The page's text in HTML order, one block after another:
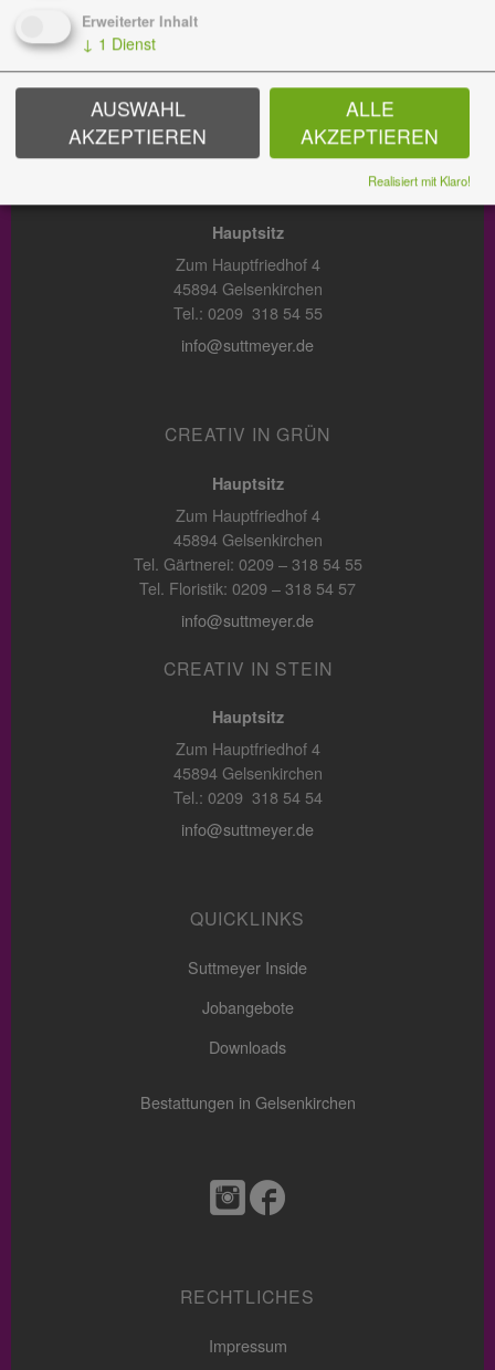
Zum Hauptfriedhof 3
bestattungen@suttmeyer.de
GARTEN DER ERINNERUNG
Hauptsitz
Zum Hauptfriedhof 4
45894 Gelsenkirchen
Tel.: 0209 318 54 55
info@suttmeyer.de
CREATIV IN GRÜN
Hauptsitz
Zum Hauptfriedhof 4
45894 Gelsenkirchen
Tel. Gärtnerei: 0209 – 318 54 55
Tel. Floristik: 0209 – 318 54 57
info@suttmeyer.de
CREATIV IN STEIN
Hauptsitz
Zum Hauptfriedhof 4
45894 Gelsenkirchen
Tel.: 0209 318 54 54
info@suttmeyer.de
QUICKLINKS
Suttmeyer Inside
Jobangebote
Downloads
Bestattungen in Gelsenkirchen
RECHTLICHES
Impressum
Erweiterter Inhalt
↓ 1 Dienst
AUSWAHL
AKZEPTIEREN
ALLE
AKZEPTIEREN
Realisiert mit Klaro!